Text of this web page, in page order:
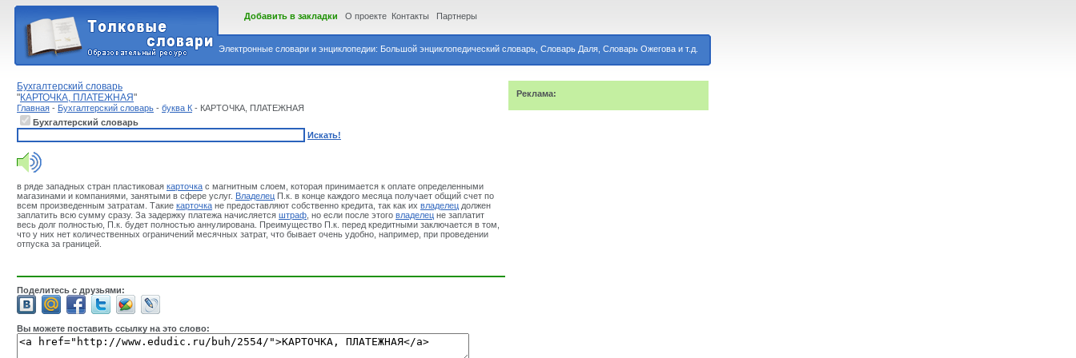
Электронные словари и энциклопедии: Большой энциклопедический словарь, Словарь Даля, Словарь Ожегова и т.д.
Добавить в закладки О проекте Контакты Партнеры
Бухгалтерский словарь
"КАРТОЧКА, ПЛАТЕЖНАЯ"
Главная - Бухгалтерский словарь - буква К - КАРТОЧКА, ПЛАТЕЖНАЯ
Бухгалтерский словарь
Искать!
в ряде западных стран пластиковая карточка с магнитным слоем, которая принимается к оплате определенными
магазинами и компаниями, занятыми в сфере услуг. Владелец П.к. в конце каждого месяца получает общий счет по
всем произведенным затратам. Такие карточка не предоставляют собственно кредита, так как их владелец должен
заплатить всю сумму сразу. За задержку платежа начисляется штраф , но если после этого владелец не заплатит
весь долг полностью, П.к. будет полностью аннулирована. Преимущество П.к. перед кредитными заключается в том,
что у них нет количественных ограничений месячных затрат, что бывает очень удобно, например, при проведении
отпуска за границей.
Поделитесь с друзьями:
Вы можете поставить ссылку на это слово:
Реклама: